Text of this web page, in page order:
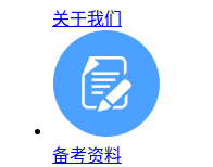
关于我们
备考资料